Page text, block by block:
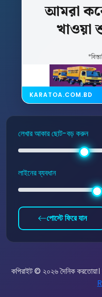
আমরা
খাওয়া
KARATOA.COM.BD
লেখার আকার ছোট-বড় করুন
লাইনের ব্যবধান
পোস্টে ফিরে যান
কপিরাইট © ২০২৬ দৈনিক